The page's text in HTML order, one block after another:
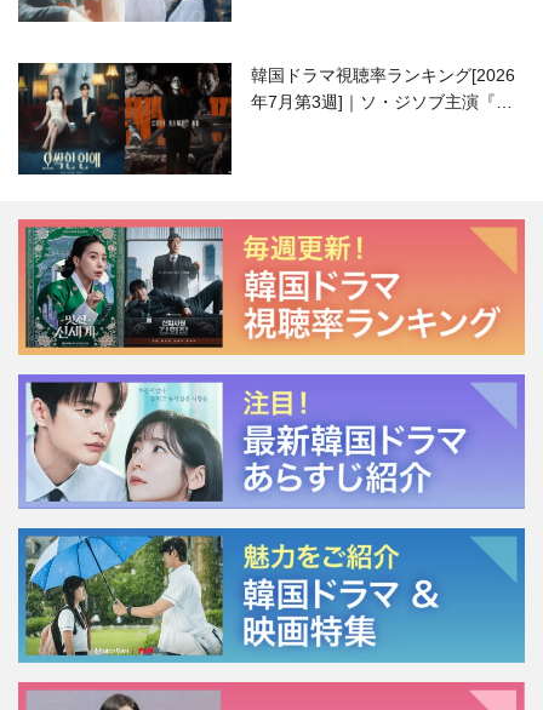
韓国ドラマ視聴率ランキング[2026
年7月第3週]｜ソ・ジソブ主演『エ